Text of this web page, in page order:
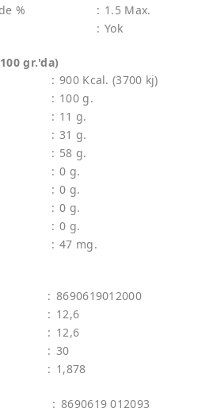
%
: 1.5 Max.
: Yok
gr.'da)
: 900 Kcal. (3700 kj)
: 100 g.
: 11 g.
: 31 g.
: 58 g.
: 0 g.
: 0 g.
: 0 g.
: 0 g.
: 47 mg.
: 8690619012000
: 12,6
: 12,6
: 30
: 1,878
: 8690619 012093